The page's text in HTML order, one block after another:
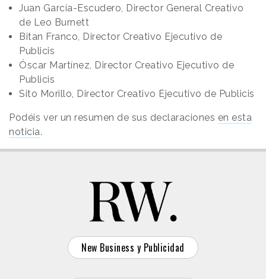
Juan García-Escudero, Director General Creativo
de Leo Burnett
Bitan Franco, Director Creativo Ejecutivo de
Publicis
Óscar Martínez, Director Creativo Ejecutivo de
Publicis
Sito Morillo, Director Creativo Ejecutivo de Publicis
Podéis ver un resumen de sus declaraciones en esta
noticia.
New Business y Publicidad